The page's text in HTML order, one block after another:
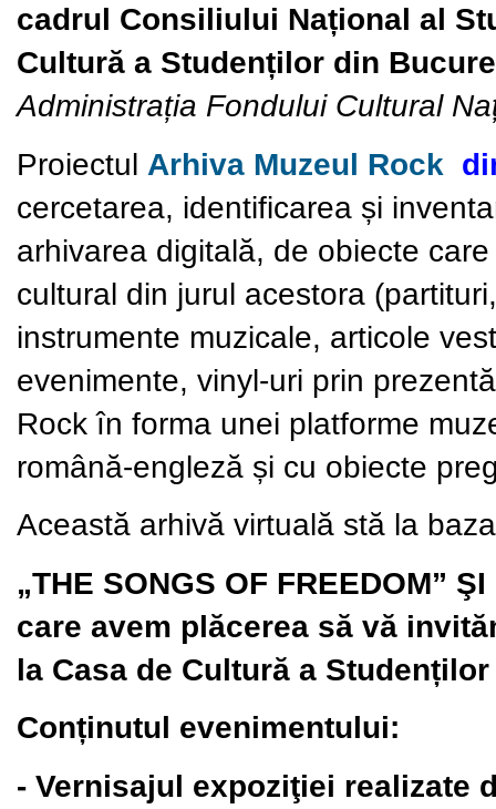
cadrul Consiliului Național al
Cultură a Studenților din
Administrația Fondului Cultural
Proiectul Arhiva Muzeul Rock
cercetarea, identificarea și
arhivarea digitală, de obiecte
cultural din jurul acestora
instrumente muzicale, articole
evenimente, vinyl-uri prin
Rock în forma unei platforme
română-engleză și cu obiecte
Această arhivă virtuală stă la
„THE SONGS OF FREEDOM”
care avem plăcerea să vă
la Casa de Cultură a
Conținutul evenimentului:
- Vernisajul expoziţiei realizate